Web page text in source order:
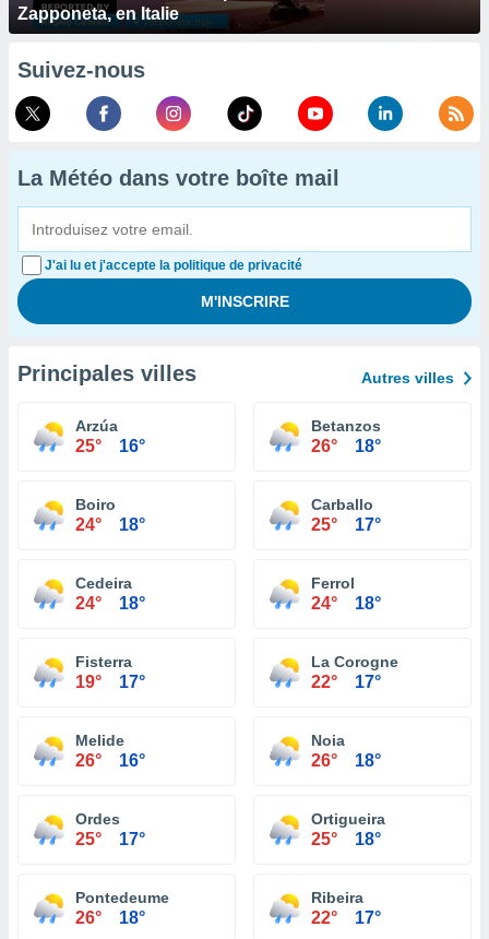
Zapponeta, en Italie
Suivez-nous
La Météo dans votre boîte mail
J'ai lu et j'accepte la politique de privacité
Principales villes Autres villes
Arzúa
25° 16°
Betanzos
26° 18°
Boiro
24° 18°
Carballo
25° 17°
Cedeira
24° 18°
Ferrol
24° 18°
Fisterra
19° 17°
La Corogne
22° 17°
Melide
26° 16°
Noia
26° 18°
Ordes
25° 17°
Ortigueira
25° 18°
Pontedeume
26° 18°
Ribeira
22° 17°